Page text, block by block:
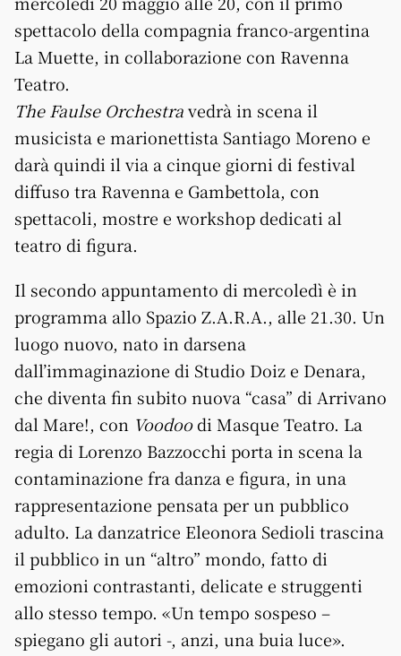
spettacolo della compagnia franco-argentina
La Muette, in collaborazione con Ravenna
Teatro.
The Faulse Orchestravedrà in scena il
musicista e marionettista Santiago Moreno e
darà quindi il via a cinque giorni di festival
diffuso tra Ravenna e Gambettola, con
spettacoli, mostre e workshop dedicati al
teatro di figura.
Il secondo appuntamento di mercoledì è in
programma allo Spazio Z.A.R.A., alle 21.30. Un
luogo nuovo, nato in darsena
dall’immaginazione di Studio Doiz e Denara,
che diventa fin subito nuova “casa” di Arrivano
dal Mare!, con Voodoodi Masque Teatro. La
regia di Lorenzo Bazzocchi porta in scena la
contaminazione fra danza e figura, in una
rappresentazione pensata per un pubblico
adulto. La danzatrice Eleonora Sedioli trascina
il pubblico in un “altro” mondo, fatto di
emozioni contrastanti, delicate e struggenti
allo stesso tempo. «Un tempo sospeso –
spiegano gli autori -, anzi, una buia luce».